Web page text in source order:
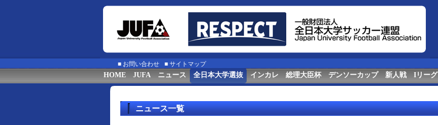
■ お問い合わせ ■ サイトマップ
HOME JUFA ニュース 全日本大学選抜 インカレ 総理大臣杯 デンソーカップ 新人戦 Iリーグ
ニュース一覧